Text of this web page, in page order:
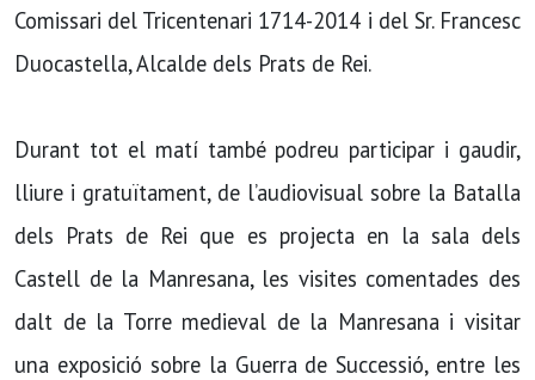
Comissari del Tricentenari 1714-2014 i del Sr. Francesc
Duocastella, Alcalde dels Prats de Rei.
Durant tot el matí també podreu participar i gaudir,
lliure i gratuïtament, de l’audiovisual sobre la Batalla
dels Prats de Rei que es projecta en la sala dels
Castell de la Manresana, les visites comentades des
dalt de la Torre medieval de la Manresana i visitar
una exposició sobre la Guerra de Successió, entre les